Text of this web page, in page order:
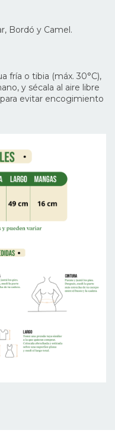
Bordó y Camel.
fría o tibia (máx. 30°C),
y sécala al aire libre
para evitar encogimiento